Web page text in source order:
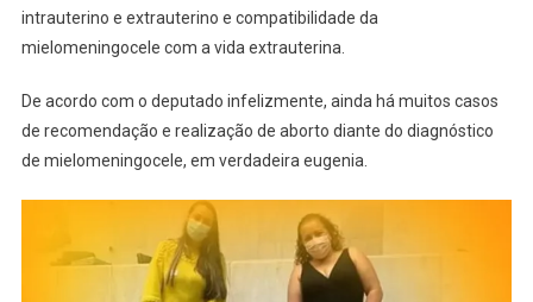
intrauterino e extrauterino e compatibilidade da
mielomeningocele com a vida extrauterina.
De acordo com o deputado infelizmente, ainda há muitos casos
de recomendação e realização de aborto diante do diagnóstico
de mielomeningocele, em verdadeira eugenia.